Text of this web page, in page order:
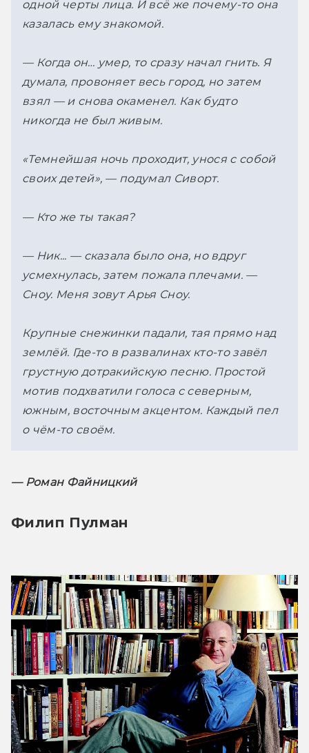
одной черты лица. И всё же почему-то она
казалась ему знакомой.
— Когда он… умер, то сразу начал гнить. Я
думала, провоняет весь город, но затем
взял — и снова окаменел. Как будто
никогда не был живым.
«Темнейшая ночь проходит, унося с собой
своих детей», — подумал Сиворт.
— Кто же ты такая?
— Ник... — сказала было она, но вдруг
усмехнулась, затем пожала плечами. —
Сноу. Меня зовут Арья Сноу.
Крупные снежинки падали, тая прямо над
землёй. Где-то в развалинах кто-то завёл
грустную дотракийскую песню. Простой
мотив подхватили голоса с северным,
южным, восточным акцентом. Каждый пел
о чём-то своём.
— Роман Файницкий
Филип Пулман